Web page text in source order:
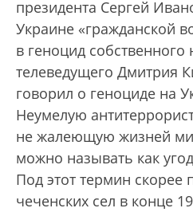
президента Сергей
Украине «гражданской
в геноцид собственного
телеведущего Дмитрия
говорил о геноциде на
Неумелую
не жалеющую жизней
можно называть как
Под этот термин скорее
чеченских сел в конце